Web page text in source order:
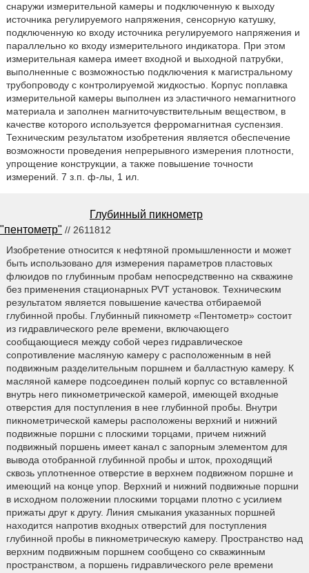
снаружи измерительной камеры и подключенную к выходу
источника регулируемого напряжения, сенсорную катушку,
подключенную ко входу источника регулируемого напряжения и
параллельно ко входу измерительного индикатора. При этом
измерительная камера имеет входной и выходной патрубки,
выполненные с возможностью подключения к магистральному
трубопроводу с контролируемой жидкостью. Корпус поплавка
измерительной камеры выполнен из эластичного немагнитного
материала и заполнен магниточувствительным веществом, в
качестве которого используется ферромагнитная суспензия.
Техническим результатом изобретения является обеспечение
возможности проведения непрерывного измерения плотности,
упрощение конструкции, а также повышение точности
измерений. 7 з.п. ф-лы, 1 ил.
Глубинный пикнометр
"пентометр" // 2611812
Изобретение относится к нефтяной промышленности и может
быть использовано для измерения параметров пластовых
флюидов по глубинным пробам непосредственно на скважине
без применения стационарных PVT установок. Техническим
результатом является повышение качества отбираемой
глубинной пробы. Глубинный пикнометр «Пентометр» состоит
из гидравлического реле времени, включающего
сообщающиеся между собой через гидравлическое
сопротивление масляную камеру с расположенным в ней
подвижным разделительным поршнем и балластную камеру. К
масляной камере подсоединен полый корпус со вставленной
внутрь него пикнометрической камерой, имеющей входные
отверстия для поступления в нее глубинной пробы. Внутри
пикнометрической камеры расположены верхний и нижний
подвижные поршни с плоскими торцами, причем нижний
подвижный поршень имеет канал с запорным элементом для
вывода отобранной глубинной пробы и шток, проходящий
сквозь уплотненное отверстие в верхнем подвижном поршне и
имеющий на конце упор. Верхний и нижний подвижные поршни
в исходном положении плоскими торцами плотно с усилием
прижаты друг к другу. Линия смыкания указанных поршней
находится напротив входных отверстий для поступления
глубинной пробы в пикнометрическую камеру. Пространство над
верхним подвижным поршнем сообщено со скважинным
пространством, а поршень гидравлического реле времени